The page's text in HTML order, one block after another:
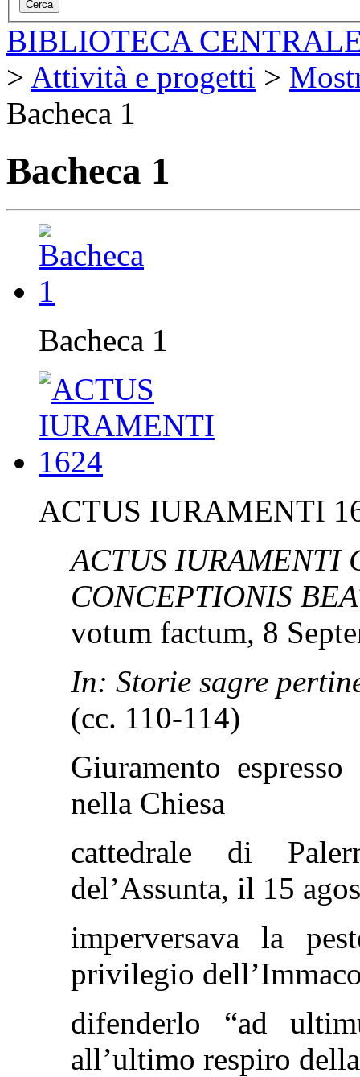
BIBLIOTECA
> Attività e progetti >
Bacheca 1
Bacheca 1
Bacheca 1
ACTUS IURAMENTI
ACTUS IURAMENTI
CONCEPTIONIS
votum factum, 8
In: Storie sagre
(cc. 110-114)
Giuramento
nella Chiesa
cattedrale di
del’Assunta, il 15
imperversava la
privilegio
difenderlo “ad
all’ultimo respiro